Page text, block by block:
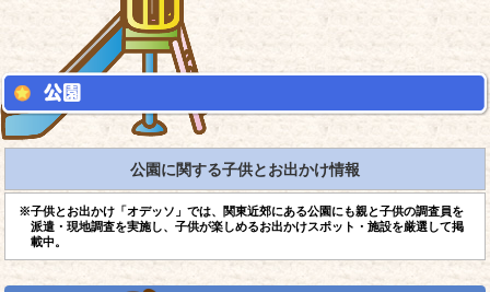
公園に関する子供とお出かけ情報
※子供とお出かけ「オデッソ」では、関東近郊にある公園にも親と子供の調査員を
派遣・現地調査を実施し、子供が楽しめるお出かけスポット・施設を厳選して掲
載中。